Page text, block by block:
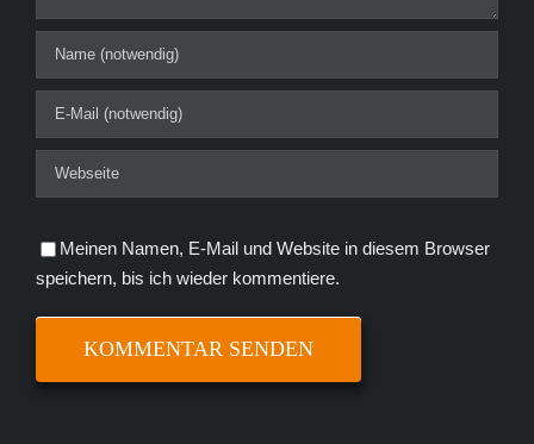
Meinen Namen, E-Mail und Website in diesem Browser
speichern, bis ich wieder kommentiere.